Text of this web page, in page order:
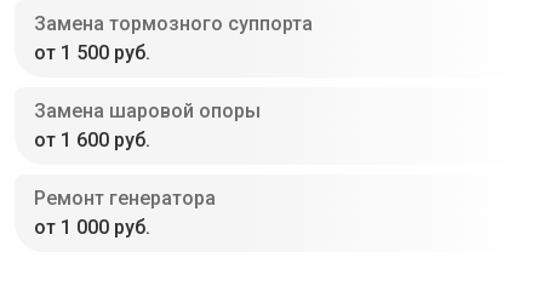
Замена тормозного суппорта
от 1 500 руб.
Замена шаровой опоры
от 1 600 руб.
Ремонт генератора
от 1 000 руб.